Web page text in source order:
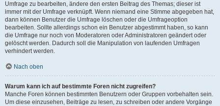
Umfrage zu bearbeiten, ändere den ersten Beitrag des Themas; dieser ist
immer mit der Umfrage verknüpft. Wenn niemand eine Stimme abgegeben hat,
dann können Benutzer die Umfrage löschen oder die Umfrageoption
bearbeiten. Sollte allerdings schon ein Benutzer abgestimmt haben, so kann
die Umfrage nur noch von Moderatoren oder Administratoren geändert oder
gelöscht werden. Dadurch soll die Manipulation von laufenden Umfragen
verhindert werden.
Nach oben
Warum kann ich auf bestimmte Foren nicht zugreifen?
Manche Foren können bestimmten Benutzern oder Gruppen vorbehalten sein.
Um diese einzusehen, Beiträge zu lesen, zu schreiben oder andere Vorgänge